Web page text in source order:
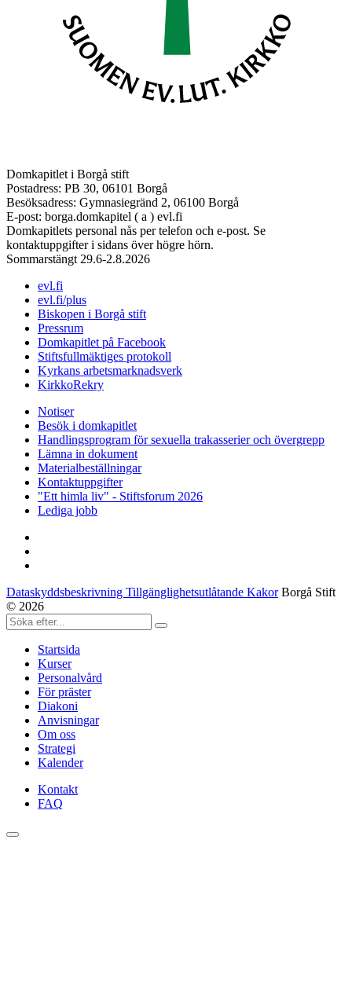
Domkapitlet i Borgå stift
Postadress: PB 30, 06101 Borgå
Besöksadress: Gymnasiegränd 2, 06100 Borgå
E-post: borga.domkapitel ( a ) evl.fi
Domkapitlets personal nås per telefon och e-post. Se
kontaktuppgifter i sidans över högre hörn.
Sommarstängt 29.6-2.8.2026
evl.fi
evl.fi/plus
Biskopen i Borgå stift
Pressrum
Domkapitlet på Facebook
Stiftsfullmäktiges protokoll
Kyrkans arbetsmarknadsverk
KirkkoRekry
Notiser
Besök i domkapitlet
Handlingsprogram för sexuella trakasserier och övergrepp
Lämna in dokument
Materialbeställningar
Kontaktuppgifter
"Ett himla liv" - Stiftsforum 2026
Lediga jobb
Dataskyddsbeskrivning Tillgänglighetsutlåtande Kakor Borgå Stift
© 2026
Startsida
Kurser
Personalvård
För präster
Diakoni
Anvisningar
Om oss
Strategi
Kalender
Kontakt
FAQ